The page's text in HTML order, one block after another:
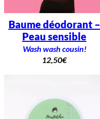
Baume déodorant –
Peau sensible
Wash wash cousin!
12,50€